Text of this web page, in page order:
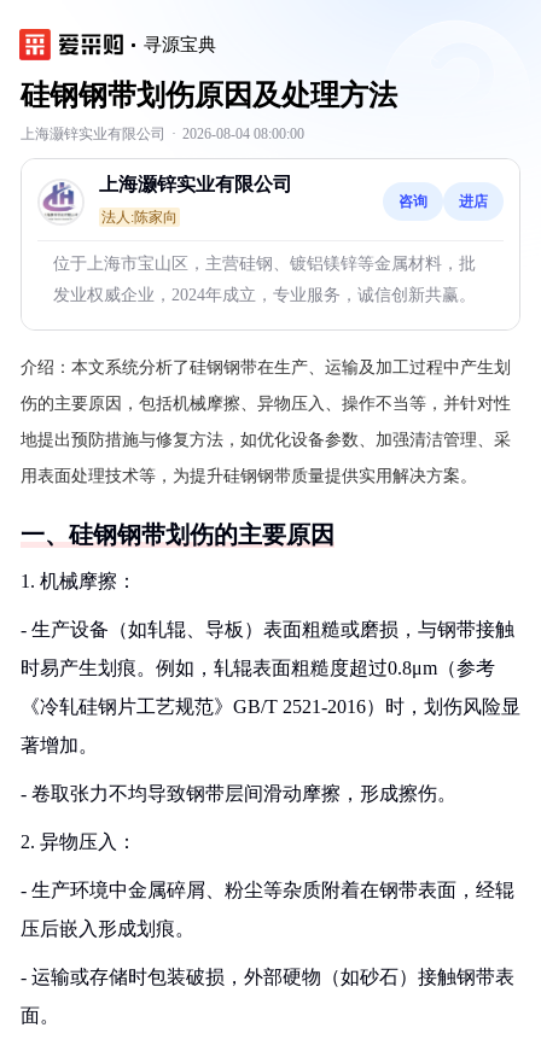
寻源宝典
硅钢钢带划伤原因及处理方法
上海灏锌实业有限公司 · 2026-08-04 08:00:00
上海灏锌实业有限公司
法人:陈家向
咨询 进店
位于上海市宝山区，主营硅钢、镀铝镁锌等金属材料，批
发业权威企业，2024年成立，专业服务，诚信创新共赢。
介绍： 本文系统分析了硅钢钢带在生产、运输及加工过程中产生划
伤的主要原因，包括机械摩擦、异物压入、操作不当等，并针对性
地提出预防措施与修复方法，如优化设备参数、加强清洁管理、采
用表面处理技术等，为提升硅钢钢带质量提供实用解决方案。
一、硅钢钢带划伤的主要原因
1. 机械摩擦：
- 生产设备（如轧辊、导板）表面粗糙或磨损，与钢带接触
时易产生划痕。例如，轧辊表面粗糙度超过0.8μm（参考
《冷轧硅钢片工艺规范》GB/T 2521-2016）时，划伤风险显
著增加。
- 卷取张力不均导致钢带层间滑动摩擦，形成擦伤。
2. 异物压入：
- 生产环境中金属碎屑、粉尘等杂质附着在钢带表面，经辊
压后嵌入形成划痕。
- 运输或存储时包装破损，外部硬物（如砂石）接触钢带表
面。